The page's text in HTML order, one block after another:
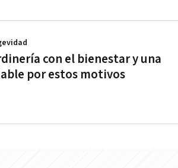
con el bienestar y una
por estos motivos